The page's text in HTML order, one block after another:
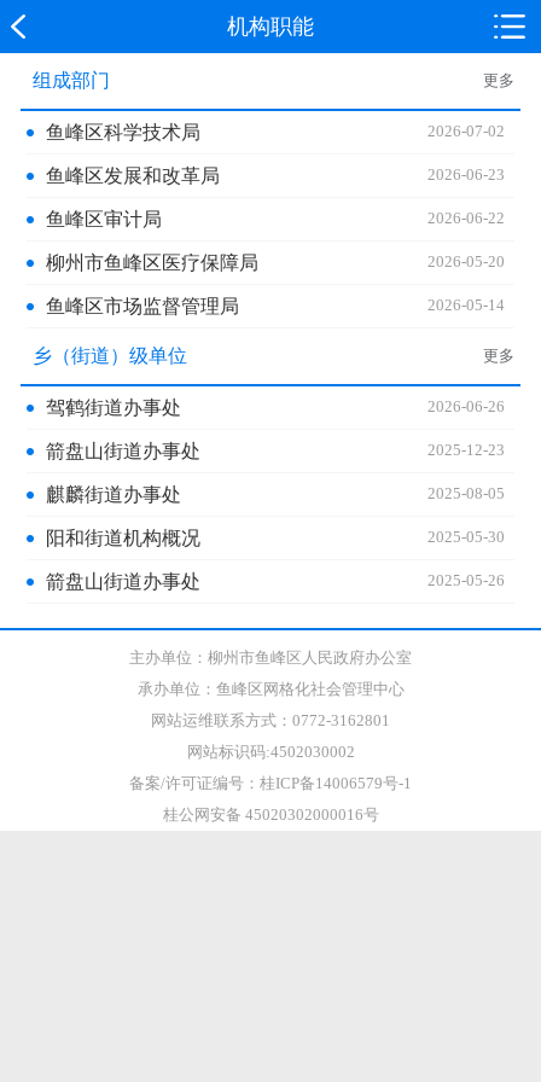
机构职能
组成部门 更多
鱼峰区科学技术局 2026-07-02
鱼峰区发展和改革局 2026-06-23
鱼峰区审计局 2026-06-22
柳州市鱼峰区医疗保障局 2026-05-20
鱼峰区市场监督管理局 2026-05-14
乡（街道）级单位 更多
驾鹤街道办事处 2026-06-26
箭盘山街道办事处 2025-12-23
麒麟街道办事处 2025-08-05
阳和街道机构概况 2025-05-30
箭盘山街道办事处 2025-05-26
主办单位：柳州市鱼峰区人民政府办公室
承办单位：鱼峰区网格化社会管理中心
网站运维联系方式：0772-3162801
网站标识码:4502030002
备案/许可证编号：桂ICP备14006579号-1
桂公网安备 45020302000016号